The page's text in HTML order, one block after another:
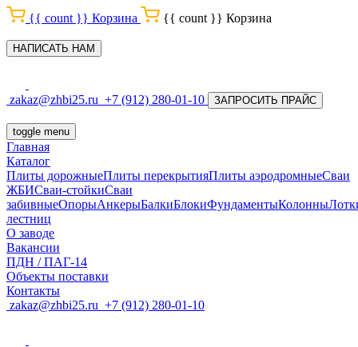
{{ count }} Корзина {{ count }} Корзина
НАПИСАТЬ НАМ
zakaz@zhbi25.ru +7 (912) 280-01-10 ЗАПРОСИТЬ ПРАЙС
toggle menu
Главная
Каталог
Плиты дорожныеПлиты перекрытияПлиты аэродромныеСваи
ЖБИСваи-стойкиСваи
забивныеОпорыАнкерыБалкиБлокиФундаментыКолонны
лестниц
О заводе
Вакансии
ПДН / ПАГ-14
Объекты поставки
Контакты
zakaz@zhbi25.ru +7 (912) 280-01-10